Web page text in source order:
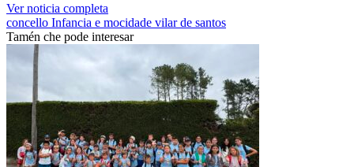
Ver noticia completa
concello Infancia e mocidade vilar de santos
Tamén che pode interesar